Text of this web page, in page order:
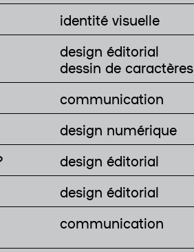
identité visuelle
design éditorial
dessin de caractères
communication
design numérique
design éditorial
design éditorial
communication